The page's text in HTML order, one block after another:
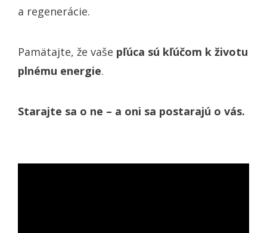
a regenerácie.
Pamätajte, že vaše pľúca sú kľúčom k životu
plnému energie.
Starajte sa o ne – a oni sa postarajú o vás.